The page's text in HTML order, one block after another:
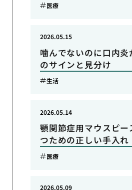
医療
噛んでないのに口内炎
のサインと見分け
2026.05.15
生活
顎関節症用マウスピー
つための正しい手入れ
2026.05.14
医療
2026.05.09